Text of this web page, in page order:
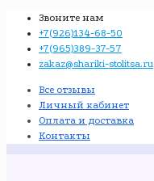
Звоните нам
+7(926)134-68-50
+7(965)389-37-57
zakaz@shariki-stolitsa.ru
Все отзывы
Личный кабинет
Оплата и доставка
Контакты